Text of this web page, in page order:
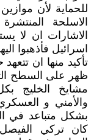
للحماية لأن
الاسلحة
الاشارات ان لا
اسرائيل فأذهبوا
تأكيد منها ان
ظهر على السطح
مشايخ الخليج
والأمني و
بشكل متباعد في
كان تركي